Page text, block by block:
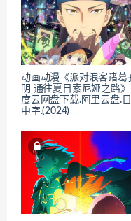
动画动漫《派对浪客诸葛
明 通往夏日索尼娅之路》
度云网盘下载.阿里云盘.
中字.(2024)